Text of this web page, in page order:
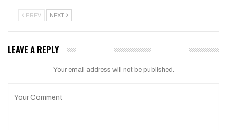
PREV NEXT
LEAVE A REPLY
Your email address will not be published.